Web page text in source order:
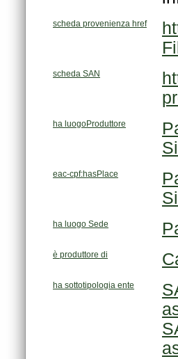
scheda provenienza href
scheda SAN
ha luogoProduttore
eac-cpf:hasPlace
ha luogo Sede
è produttore di
ha sottotipologia ente